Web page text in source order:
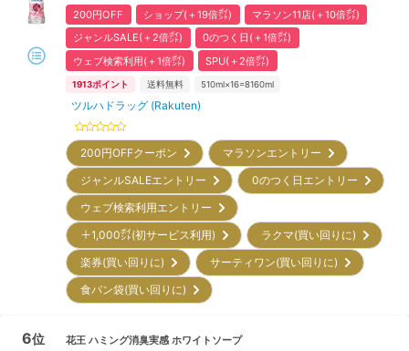
200円OFF ショップ(＋19倍㌽)
マラソン11店(＋10倍㌽)
ジャンルSALE(＋2倍㌽)
0のつく日(＋1倍㌽)
ウェブ検索利用(＋1倍㌽)
SPU(＋2倍㌽)
1913ポイント 送料無料 510ml×16=8160ml
ツルハドラッグ (Rakuten)
200円OFFクーポン
マラソンエントリー
ジャンルSALEエントリー
0のつく日エントリー
ウェブ検索利用エントリー
＋1,000㌽(初サービス利用)
ラクマ(買い回りに)
楽券(買い回りに)
サーティワン(買い回りに)
食パン袋(買い回りに)
6位 花王 ハミング消臭実感 ホワイトソープ